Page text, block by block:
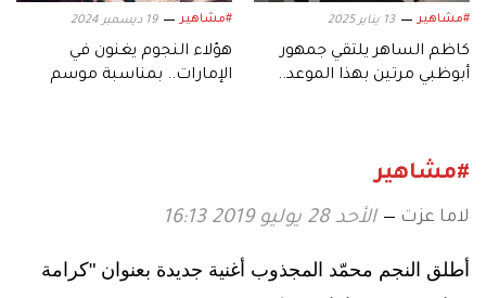
#مشاهير 13 يناير 2025
كاظم الساهر يلتقي جمهور
أبوظبي مرتين بهذا الموعد..
#مشاهير 19 ديسمبر 2024
هؤلاء النجوم يغنون في
الإمارات.. بمناسبة موسم
#مشاهير
لاما عزت الأحد 28 يوليو 2019 16:13
أطلق النجم محمّد المجذوب أغنية جديدة بعنوان "كرامة